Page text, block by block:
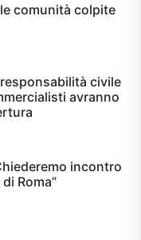
comunità colpite
civile
avranno
incontro
Roma”